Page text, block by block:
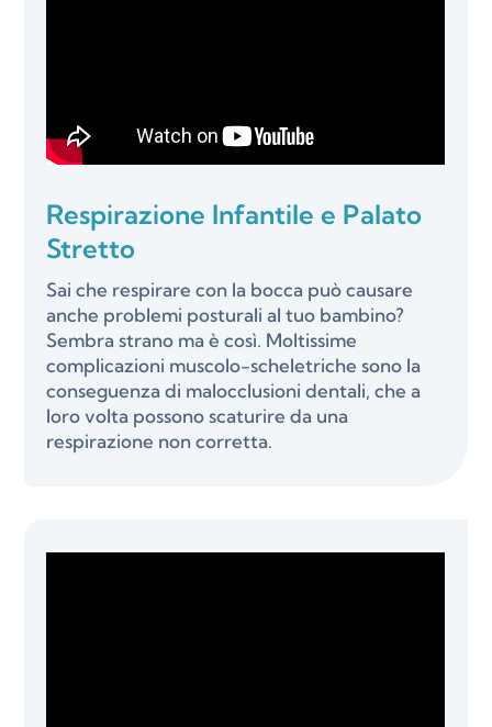
Respirazione Infantile e Palato
Stretto
Sai che respirare con la bocca può causare
anche problemi posturali al tuo bambino?
Sembra strano ma è così. Moltissime
complicazioni muscolo-scheletriche sono la
conseguenza di malocclusioni dentali, che a
loro volta possono scaturire da una
respirazione non corretta.